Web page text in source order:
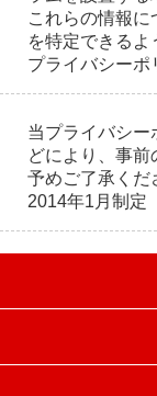
これらの情報に
を特定できる
プライバシーポ
当プライバシー
どにより、事前
予めご了承くだ
2014年1月制定